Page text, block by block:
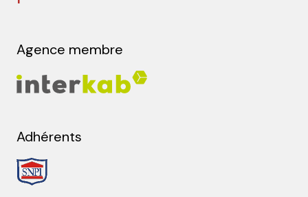
Agence membre
Adhérents